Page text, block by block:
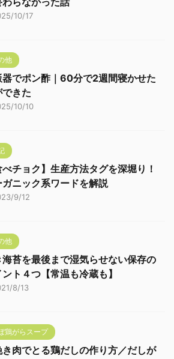
10/17
他
器でポン酢｜60分で2週間寝かせた
きた
10/10
べチョク】生産方法タグを深堀り！
ガニック系ワードを解説
9/12
他
海苔を最後まで湿気らせない保存の
ト４つ【常温も冷蔵も】
8/13
鶏がらスープ
き肉でとる鶏だしの作り方／だしが